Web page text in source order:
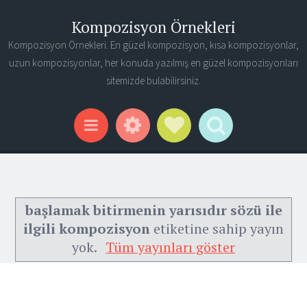
Kompozisyon Örnekleri
Kompozisyon Örnekleri. En güzel kompozisyon, kısa kompozisyonlar,
uzun kompozisyonlar, her konuda yazılmış en güzel kompozisyonları
sitemizde bulabilirsiniz.
Menu WidgetsSocial Links
Search
başlamak bitirmenin yarısıdır sözü ile
ilgili kompozisyon etiketine sahip yayın
yok. Tüm yayınları göster